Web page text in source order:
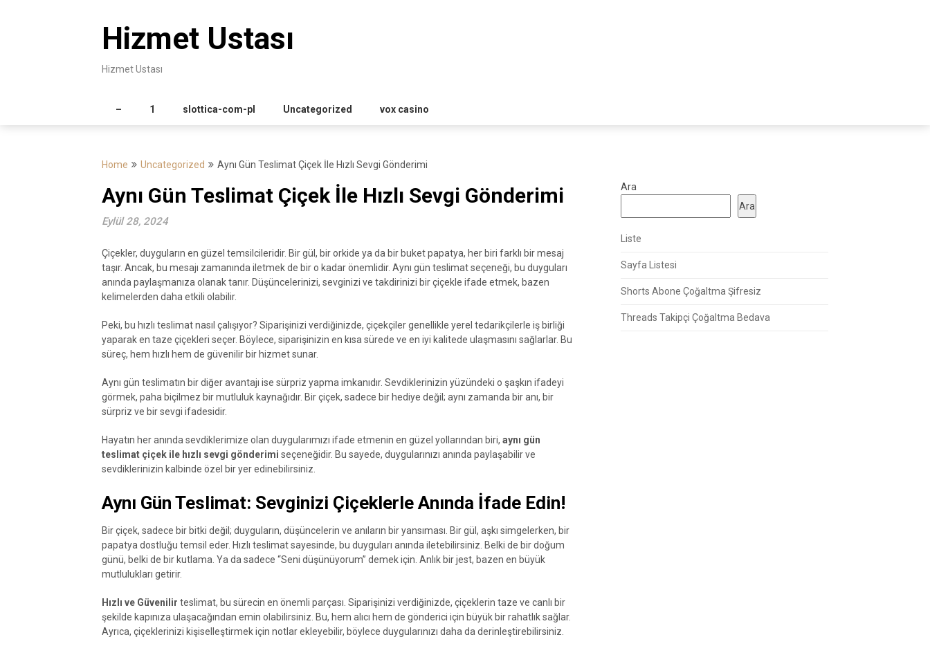
Hizmet Ustası
Hizmet Ustası
– 1 slottica-com-pl Uncategorized vox casino
Home Uncategorized Aynı Gün Teslimat Çiçek İle Hızlı Sevgi Gönderimi
Aynı Gün Teslimat Çiçek İle Hızlı Sevgi Gönderimi
Eylül 28, 2024
Çiçekler, duyguların en güzel temsilcileridir. Bir gül, bir orkide ya da bir buket papatya, her biri farklı bir mesaj
taşır. Ancak, bu mesajı zamanında iletmek de bir o kadar önemlidir. Aynı gün teslimat seçeneği, bu duyguları
anında paylaşmanıza olanak tanır. Düşüncelerinizi, sevginizi ve takdirinizi bir çiçekle ifade etmek, bazen
kelimelerden daha etkili olabilir.
Peki, bu hızlı teslimat nasıl çalışıyor? Siparişinizi verdiğinizde, çiçekçiler genellikle yerel tedarikçilerle iş birliği
yaparak en taze çiçekleri seçer. Böylece, siparişinizin en kısa sürede ve en iyi kalitede ulaşmasını sağlarlar. Bu
süreç, hem hızlı hem de güvenilir bir hizmet sunar.
Aynı gün teslimatın bir diğer avantajı ise sürpriz yapma imkanıdır. Sevdiklerinizin yüzündeki o şaşkın ifadeyi
görmek, paha biçilmez bir mutluluk kaynağıdır. Bir çiçek, sadece bir hediye değil; aynı zamanda bir anı, bir
sürpriz ve bir sevgi ifadesidir.
Hayatın her anında sevdiklerimize olan duygularımızı ifade etmenin en güzel yollarından biri, aynı gün
teslimat çiçek ile hızlı sevgi gönderimi seçeneğidir. Bu sayede, duygularınızı anında paylaşabilir ve
sevdiklerinizin kalbinde özel bir yer edinebilirsiniz.
Aynı Gün Teslimat: Sevginizi Çiçeklerle Anında İfade Edin!
Bir çiçek, sadece bir bitki değil; duyguların, düşüncelerin ve anıların bir yansıması. Bir gül, aşkı simgelerken, bir
papatya dostluğu temsil eder. Hızlı teslimat sayesinde, bu duyguları anında iletebilirsiniz. Belki de bir doğum
günü, belki de bir kutlama. Ya da sadece “Seni düşünüyorum” demek için. Anlık bir jest, bazen en büyük
mutlulukları getirir.
Hızlı ve Güvenilir teslimat, bu sürecin en önemli parçası. Siparişinizi verdiğinizde, çiçeklerin taze ve canlı bir
şekilde kapınıza ulaşacağından emin olabilirsiniz. Bu, hem alıcı hem de gönderici için büyük bir rahatlık sağlar.
Ayrıca, çiçeklerinizi kişiselleştirmek için notlar ekleyebilir, böylece duygularınızı daha da derinleştirebilirsiniz.
Ara
Ara
Liste
Sayfa Listesi
Shorts Abone Çoğaltma Şifresiz
Threads Takipçi Çoğaltma Bedava